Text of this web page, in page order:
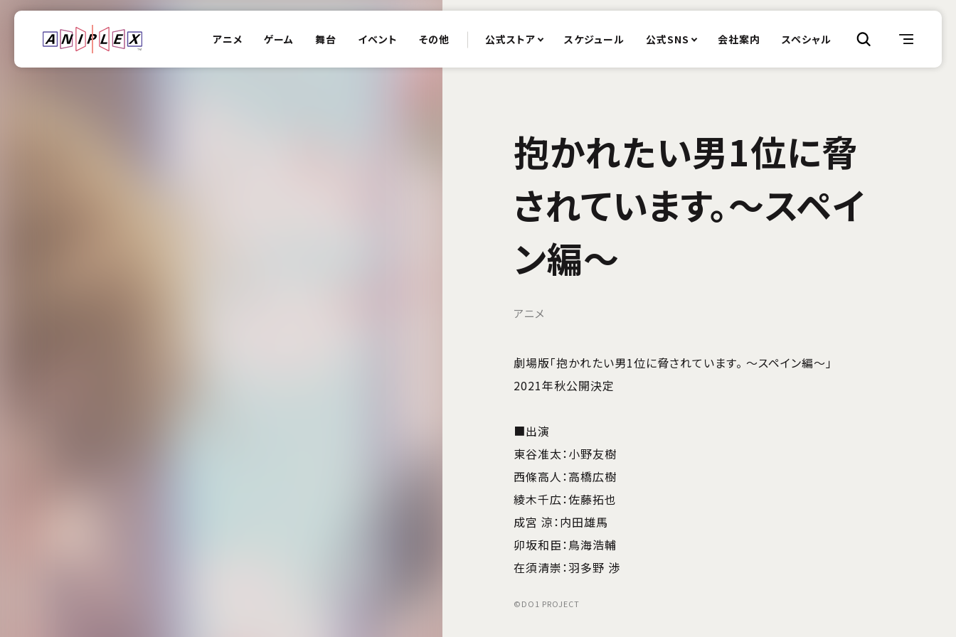
アニメ ゲーム 舞台 イベント その他 公式ストア スケジュール 公式SNS 会社案内 スペシャル
抱かれたい男1位に脅
されています。～スペイ
ン編～
アニメ
劇場版「抱かれたい男1位に脅されています。 ～スペイン編～」
2021年秋公開決定
■出演
東谷准太：小野友樹
西條高人：高橋広樹
綾木千広：佐藤拓也
成宮 涼：内田雄馬
卯坂和臣：鳥海浩輔
在須清崇：羽多野 渉
©DO1 PROJECT